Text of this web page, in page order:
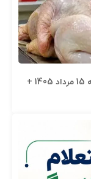
قیمت مرغ، ماهی و تخم مرغ امروز پنجشنبه 15 مرداد 1405 +